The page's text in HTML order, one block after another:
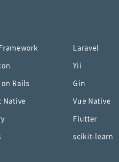
Laravel
Yii
on Rails Gin
Native Vue Native
Flutter
scikit-learn